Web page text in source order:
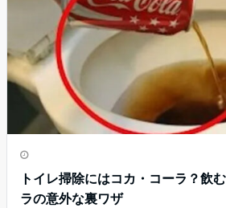
トイレ掃除にはコカ・コーラ？飲
ラの意外な裏ワザ